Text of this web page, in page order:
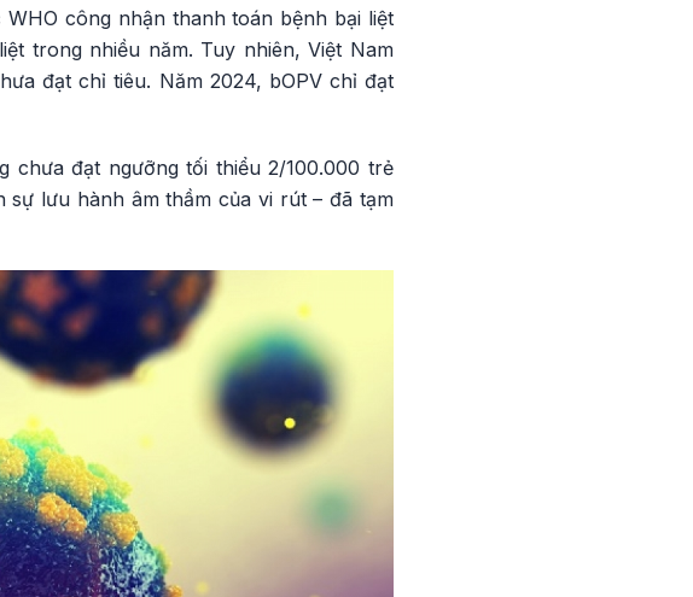
công nhận thanh toán bệnh bại liệt
trong nhiều năm. Tuy nhiên, Việt Nam
đạt chỉ tiêu. Năm 2024, bOPV chỉ đạt
chưa đạt ngưỡng tối thiểu 2/100.000 trẻ
sự lưu hành âm thầm của vi rút – đã tạm